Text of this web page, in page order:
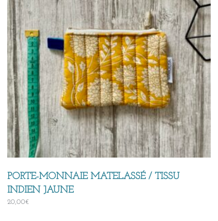
PORTE-MONNAIE MATELASSÉ / TISSU
INDIEN JAUNE
20,00€